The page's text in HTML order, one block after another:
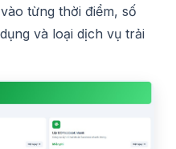
từng thời điểm, số
và loại dịch vụ trải